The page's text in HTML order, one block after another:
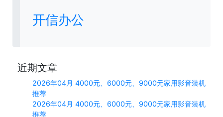
开信办公
近期文章
2026年04月 4000元、6000元、9000元家用影音装机
推荐
2026年04月 4000元、6000元、9000元家用影音装机
推荐